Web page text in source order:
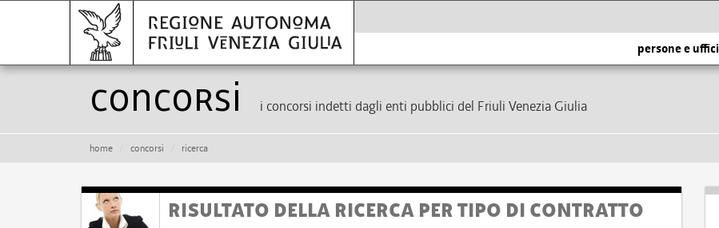
persone e uffici
Concorsi i concorsi indetti dagli enti pubblici del Friuli Venezia Giulia
home concorsi ricerca
RISULTATO DELLA RICERCA PER TIPO DI CONTRATTO